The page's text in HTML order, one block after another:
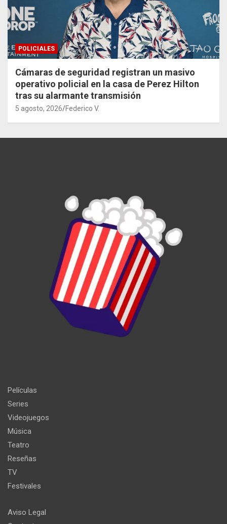
POLICIALES
Cámaras de seguridad registran un masivo
operativo policial en la casa de Perez Hilton
tras su alarmante transmisión
5 agosto, 2026 Federico V.
Películas
Series
Videojuegos
Música
Teatro
Reseñas
TV
Festivales
Aviso Legal